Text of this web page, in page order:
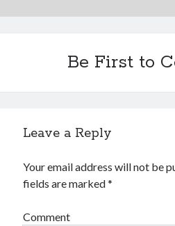
Be First to
Leave a Reply
Your email address will not be
fields are marked*
Comment